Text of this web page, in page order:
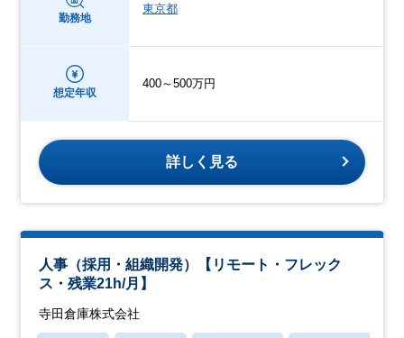
勤務地
東京都
想定年収
400～500万円
詳しく見る
人事（採用・組織開発）【リモート・フレック
ス・残業21h/月】
寺田倉庫株式会社